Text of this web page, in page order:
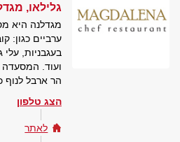
גלילאו,
מגדלנה היא
ערביים כגון:
בעגבניות,
ועוד.
הר ארבל לנוף
הצג טלפון
לאתר